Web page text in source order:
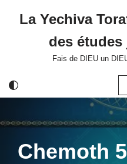
La Yechiva
des études
Fais de DIEU un
Chemoth